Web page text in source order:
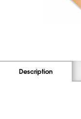
Description